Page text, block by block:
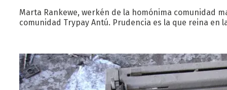
Marta Rankewe, werkén de la homónima comunidad
comunidad Trypay Antú. Prudencia es la que reina